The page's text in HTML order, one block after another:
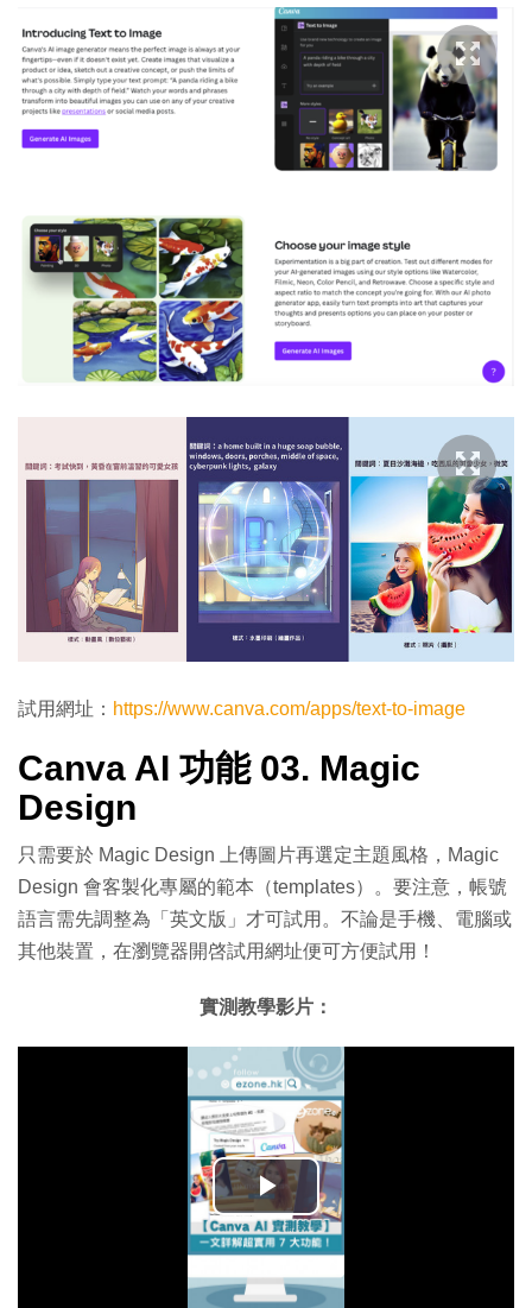
試用網址： https://www.canva.com/apps/text-to-image
Canva AI 功能 03. Magic
Design
只需要於 Magic Design 上傳圖片再選定主題風格，Magic
Design 會客製化專屬的範本（templates）。要注意，帳號
語言需先調整為「英文版」才可試用。不論是手機、電腦或
其他裝置，在瀏覽器開啓試用網址便可方便試用！
實測教學影片：
播
放